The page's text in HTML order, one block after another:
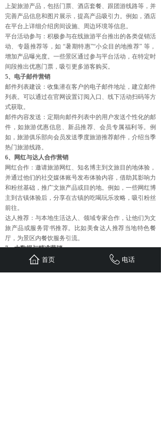
上架旅游产品，包括门票、酒店套餐、跟团游线路等，并
完善产品信息和图片展示，提高产品吸引力。例如，酒店
在平台上详细介绍房间设施、周边环境等信息。
平台活动参与：积极参与在线旅游平台推出的各类促销活
动、专题推荐等，如 “暑期特惠”“小众目的地推荐” 等，
增加产品曝光度。一些景区通过参与平台活动，在特定时
间段推出优惠门票，吸引更多游客购买。
5、电子邮件营销
邮件列表建设：收集潜在客户的电子邮件地址，建立邮件
列表。可以通过在官网设置订阅入口、线下活动扫码等方
式获取。
邮件内容发送：定期向邮件列表中的用户发送个性化的邮
件，如旅游优惠信息、新品推荐、会员专属福利等。例
如，旅游俱乐部向会员发送季度旅游推荐邮件，介绍当季
热门旅游线路。
6、网红与达人合作营销
网红合作：邀请旅游网红、知名博主到文旅目的地体验，
并通过他们的社交媒体账号发布体验内容，借助其影响力
和粉丝基础，推广文旅产品或目的地。例如，一些网红博
主到古镇体验后，分享在古镇的吃喝玩乐攻略，吸引粉丝
前往。
达人推荐：与本地生活达人、领域专家合作，让他们为文
旅产品或服务背书推荐。比如美食达人推荐当地特色餐
厅，为景区内餐饮服务引流。
7、大数据与精准营销
数据收集与分析：通过用户在网站、社交媒体、在线旅游
首页 电话